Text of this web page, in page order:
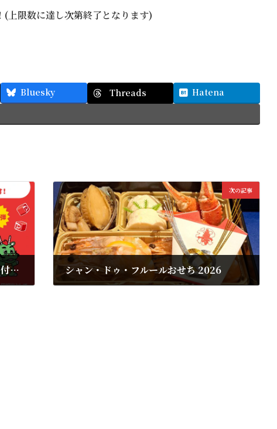
限数に達し次第終了となります)
Bluesky Threads Hatena
PayPay の利用で最大20％のポイント付与！
次の記事
シャン・ドゥ・フルールおせち 2026